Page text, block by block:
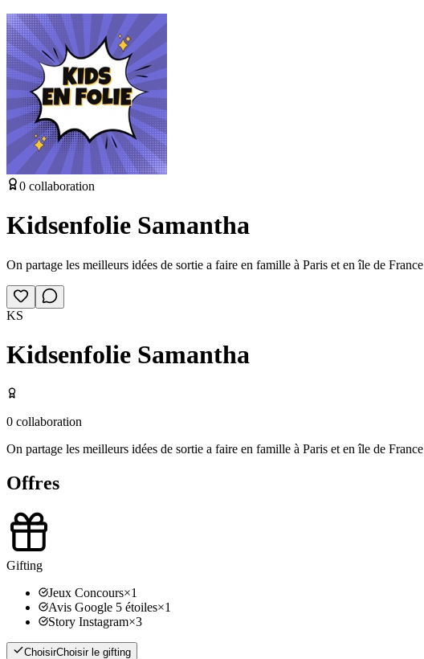
0 collaboration
Kidsenfolie Samantha
On partage les meilleurs idées de sortie a faire en famille à Paris et en île de France
KS
Kidsenfolie Samantha
0 collaboration
On partage les meilleurs idées de sortie a faire en famille à Paris et en île de France
Offres
Gifting
Jeux Concours×1
Avis Google 5 étoiles×1
Story Instagram×3
ChoisirChoisir le gifting